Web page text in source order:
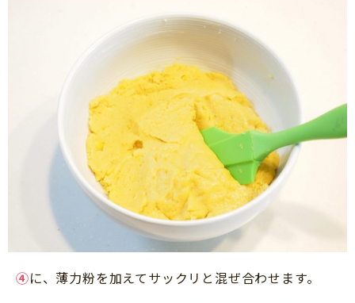
④に、薄力粉を加えてサックリと混ぜ合わせます。